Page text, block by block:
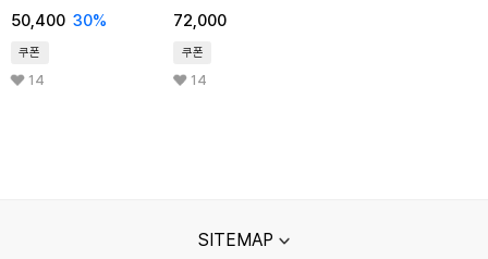
50,400 30%
쿠폰
14
72,000
쿠폰
14
SITEMAP